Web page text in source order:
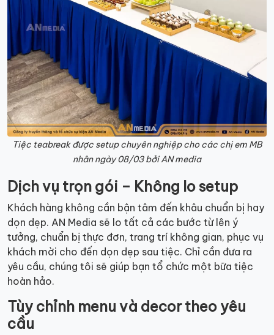
Tiệc teabreak được setup chuyên nghiệp cho các chị em MB
nhân ngày 08/03 bởi AN media
Dịch vụ trọn gói – Không lo setup
Khách hàng không cần bận tâm đến khâu chuẩn bị hay
dọn dẹp. AN Media sẽ lo tất cả các bước từ lên ý
tưởng, chuẩn bị thực đơn, trang trí không gian, phục vụ
khách mời cho đến dọn dẹp sau tiệc. Chỉ cần đưa ra
yêu cầu, chúng tôi sẽ giúp bạn tổ chức một bữa tiệc
hoàn hảo.
Tùy chỉnh menu và decor theo yêu
cầu